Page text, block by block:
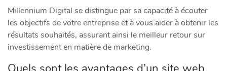
Millennium Digital se distingue par sa capacité à écouter
les objectifs de votre entreprise et à vous aider à obtenir les
résultats souhaités, assurant ainsi le meilleur retour sur
investissement en matière de marketing.